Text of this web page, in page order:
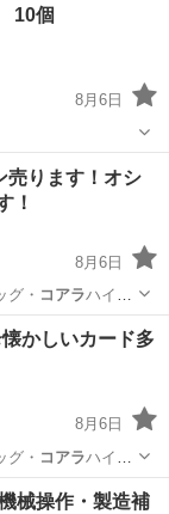
10個
8月6日
売ります！オシ
！
8月6日
・ コアラハイド
オシリス
懐かしいカード多
8月6日
・ コアラハイド
遊戯王
械操作・製造補